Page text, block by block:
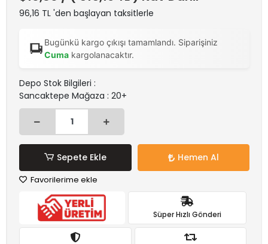
96,16 TL 'den başlayan taksitlerle
Bugünkü kargo çıkışı tamamlandı. Siparişiniz
Cumakargolanacaktır.
Depo Stok Bilgileri :
Sancaktepe Mağaza : 20+
Sepete Ekle Hemen Al
Favorilerime ekle
Süper Hızlı Gönderi